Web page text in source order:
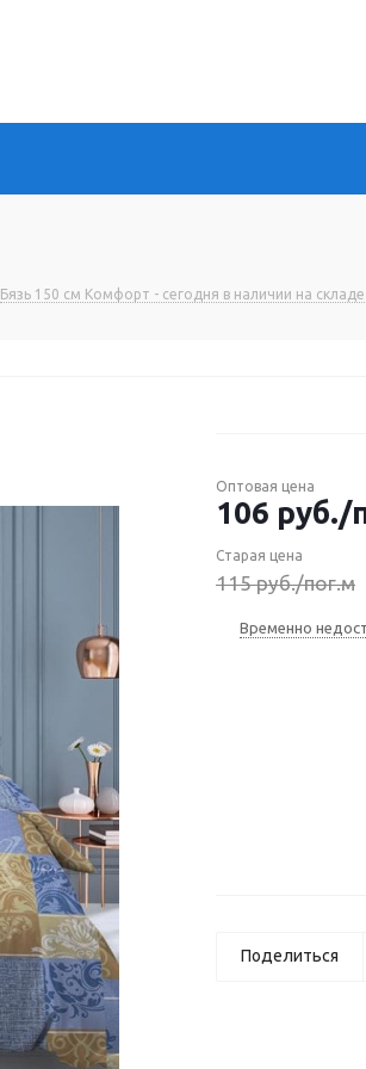
Бязь 150 см Комфорт - сегодня в наличии на складе
Оптовая цена
106 руб./
Старая цена
115руб./пог.м
Временно
Поделиться